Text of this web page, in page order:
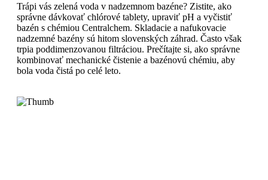
Trápi vás zelená voda v nadzemnom bazéne? Zistite, ako
správne dávkovať chlórové tablety, upraviť pH a vyčistiť
bazén s chémiou Centralchem. Skladacie a nafukovacie
nadzemné bazény sú hitom slovenských záhrad. Často však
trpia poddimenzovanou filtráciou. Prečítajte si, ako správne
kombinovať mechanické čistenie a bazénovú chémiu, aby
bola voda čistá po celé leto.